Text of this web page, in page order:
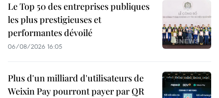
Le Top 50 des entreprises publiques
les plus prestigieuses et
performantes dévoilé
06/08/2026 16:05
Plus d'un milliard d'utilisateurs de
Weixin Pay pourront payer par QR